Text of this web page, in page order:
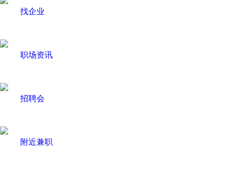
找企业
职场资讯
招聘会
附近兼职